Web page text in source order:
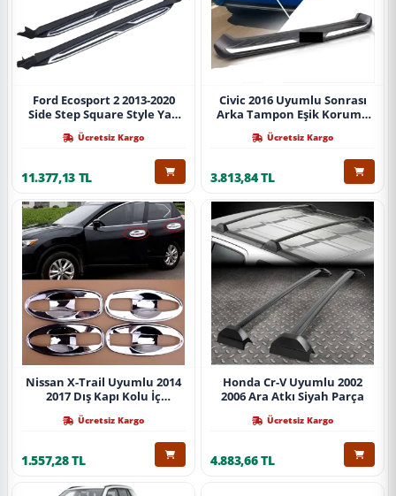
Ford Ecosport 2 2013-2020
Side Step Square Style Yan
Ücretsiz Kargo
11.377,13 TL
Civic 2016 Uyumlu Sonrası
Arka Tampon Eşik Koruma
Ücretsiz Kargo
3.813,84 TL
Nissan X-Trail Uyumlu 2014
2017 Dış Kapı Kolu İç
Ücretsiz Kargo
1.557,28 TL
Honda Cr-V Uyumlu 2002
2006 Ara Atkı Siyah Parça
Ücretsiz Kargo
4.883,66 TL